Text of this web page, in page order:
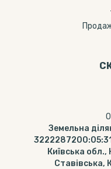
Земельна
Київська
Ставівська,